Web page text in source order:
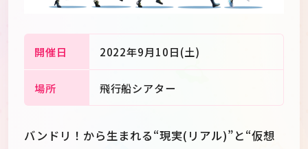
開催日 2022年9月10日(土)
場所 飛行船シアター
バンドリ！から生まれる“現実(リアル)”と“仮想